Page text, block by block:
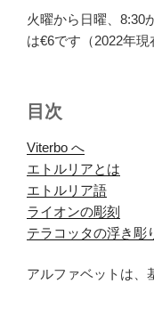
火曜から日曜、8:30
は€6です（2022年現
目次
Viterbo へ
エトルリアとは
エトルリア語
ライオンの彫刻
テラコッタの浮き彫
アルファベットは、